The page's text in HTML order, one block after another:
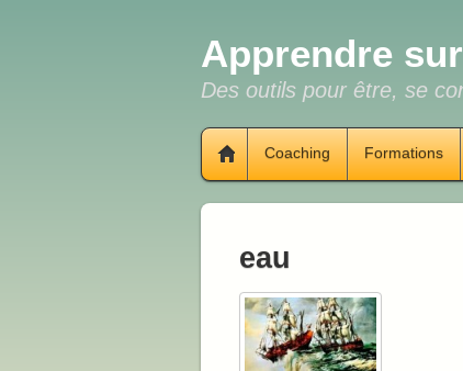
Apprendre
Des outils pour être, se
Coaching Formations
eau